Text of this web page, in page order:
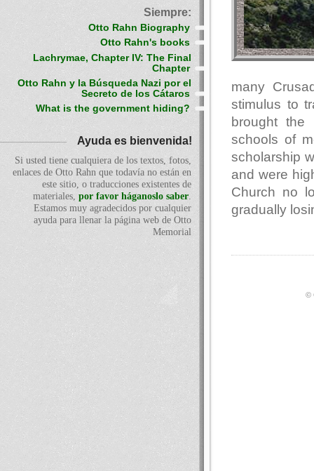
many
stimulus to
brought the
schools of
scholarship
and were
Church no
gradually
Siempre:
Otto Rahn Biography
Otto Rahn's books
Lachrymae, Chapter IV: The Final
Chapter
Otto Rahn y la Búsqueda Nazi por el
Secreto de los Cátaros
What is the government hiding?
Ayuda es bienvenida!
Si usted tiene cualquiera de los textos, fotos,
enlaces de Otto Rahn que todavía no están en
este sitio, o traducciones existentes de
materiales, por favor háganoslo saber.
Estamos muy agradecidos por cualquier
ayuda para llenar la página web de Otto
Memorial
©